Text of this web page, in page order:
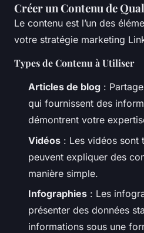
Créer un Contenu de
Le contenu est l’un des
votre stratégie marketing
Types de Contenu à Utiliser
Articles de blog :
qui fournissent des
démontrent votre
Vidéos : Les vidéos sont
peuvent expliquer des
manière simple.
Infographies : Les
présenter des données
informations sous une